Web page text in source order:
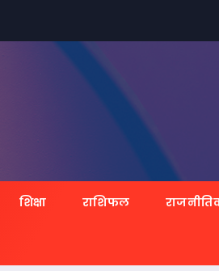
शिक्षा राशिफल